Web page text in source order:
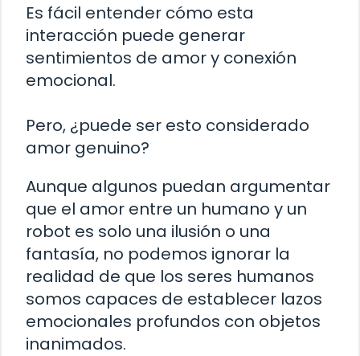
Es fácil entender cómo esta
interacción puede generar
sentimientos de amor y conexión
emocional.
Pero, ¿puede ser esto considerado
amor genuino?
Aunque algunos puedan argumentar
que el amor entre un humano y un
robot es solo una ilusión o una
fantasía, no podemos ignorar la
realidad de que los seres humanos
somos capaces de establecer lazos
emocionales profundos con objetos
inanimados.